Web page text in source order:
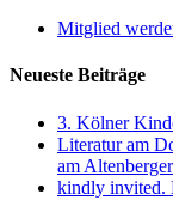
Mitglied
Neueste Beiträge
3. Kölner
Literatur am
am
kindly invited.